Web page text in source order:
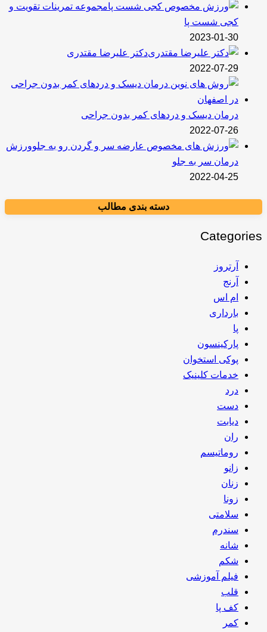
مجموعه تمرینات تقویت و
کجی شست پا
2023-01-30
دکتر علیرضا مقتدری
2022-07-29
درمان دیسک و دردهای کمر بدون جراحی
2022-07-26
ورزش
درمان سر به جلو
2022-04-25
دسته بندی مطالب
Categories
آرتروز
آرنج
ام اس
بارداری
پا
پارکینسون
پوکی استخوان
خدمات کلینیک
درد
دست
دیابت
ران
روماتیسم
زانو
زنان
زونا
سلامتی
سندرم
شانه
شکم
فیلم آموزشی
قلب
کف پا
کمر